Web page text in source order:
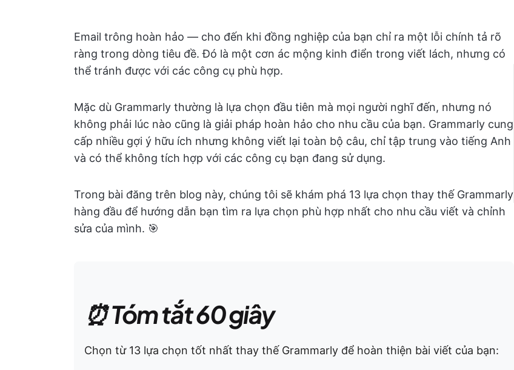
Email trông hoàn hảo — cho đến khi đồng nghiệp của bạn chỉ ra một lỗi chính tả rõ
ràng trong dòng tiêu đề. Đó là một cơn ác mộng kinh điển trong viết lách, nhưng có
thể tránh được với các công cụ phù hợp.
Mặc dù Grammarly thường là lựa chọn đầu tiên mà mọi người nghĩ đến, nhưng nó
không phải lúc nào cũng là giải pháp hoàn hảo cho nhu cầu của bạn. Grammarly cung
cấp nhiều gợi ý hữu ích nhưng không viết lại toàn bộ câu, chỉ tập trung vào tiếng Anh
và có thể không tích hợp với các công cụ bạn đang sử dụng.
Trong bài đăng trên blog này, chúng tôi sẽ khám phá 13 lựa chọn thay thế Grammarly
hàng đầu để hướng dẫn bạn tìm ra lựa chọn phù hợp nhất cho nhu cầu viết và chỉnh
sửa của mình. 🎯
⏰ Tóm tắt 60 giây
Chọn từ 13 lựa chọn tốt nhất thay thế Grammarly để hoàn thiện bài viết của bạn: